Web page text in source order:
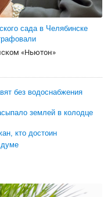
сада в Челябинске
«Ньютон»
без водоснабжения
землей в колодце
кто достоин
думе